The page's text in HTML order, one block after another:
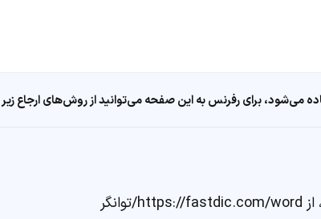
برای رفرنس به این صفحه می‌توانید از روش‌های ارجاع زیر